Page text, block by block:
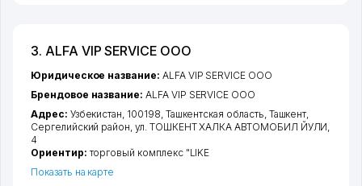
3. ALFA VIP SERVICE ООО
Юридическое название: ALFA VIP SERVICE ООО
Брендовое название: ALFA VIP SERVICE ООО
Адрес: Узбекистан, 100198, Ташкентская область, Ташкент,
Сергелийский район,ул. ТОШКЕНТ ХАЛКА АВТОМОБИЛ ЙУЛИ,
4
Ориентир: торговый комплекс "LIKE
Показать на карте